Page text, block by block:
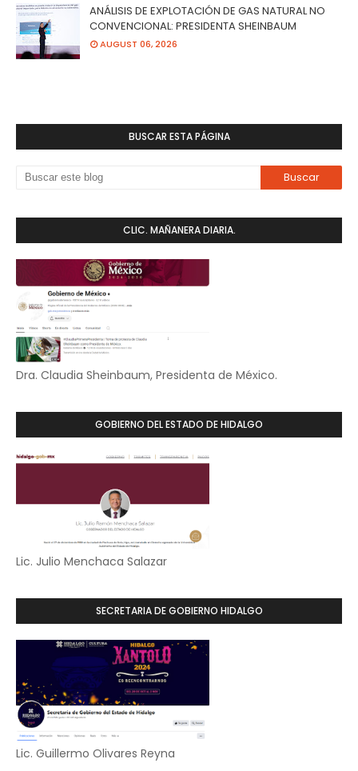
ANÁLISIS DE EXPLOTACIÓN DE GAS NATURAL NO
CONVENCIONAL: PRESIDENTA SHEINBAUM
AUGUST 06, 2026
BUSCAR ESTA PÁGINA
CLIC. MAÑANERA DIARIA.
Dra. Claudia Sheinbaum, Presidenta de México.
GOBIERNO DEL ESTADO DE HIDALGO
Lic. Julio Menchaca Salazar
SECRETARIA DE GOBIERNO HIDALGO
Lic. Guillermo Olivares Reyna